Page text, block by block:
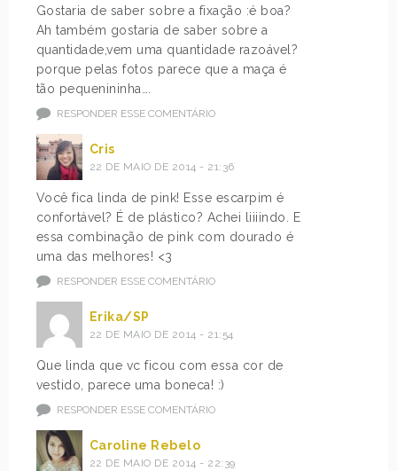
Gostaria de saber sobre a fixação :é boa?
Ah também gostaria de saber sobre a
quantidade,vem uma quantidade razoável?
porque pelas fotos parece que a maça é
tão pequenininha….
RESPONDER ESSE COMENTÁRIO
Cris
22 DE MAIO DE 2014 - 21:36
Você fica linda de pink! Esse escarpim é
confortável? É de plástico? Achei liiiindo. E
essa combinação de pink com dourado é
uma das melhores! <3
RESPONDER ESSE COMENTÁRIO
Erika/SP
22 DE MAIO DE 2014 - 21:54
Que linda que vc ficou com essa cor de
vestido, parece uma boneca! :)
RESPONDER ESSE COMENTÁRIO
Caroline Rebelo
22 DE MAIO DE 2014 - 22:39